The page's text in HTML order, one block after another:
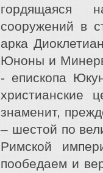
гордящаяся
сооружений в
арка
Юноны и
- епископа
христианские
знаменит,
– шестой по
Римской
пообедаем и